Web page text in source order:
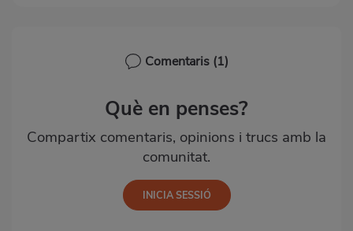
Comentaris (1)
Què en penses?
Compartix comentaris, opinions i trucs amb la
comunitat.